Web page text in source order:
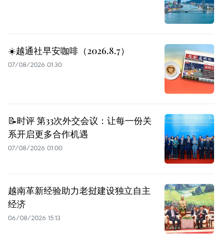
☀️越通社早安咖啡（2026.8.7）
07/08/2026 01:30
📝时评 第33次外交会议：让每一份关
系开启更多合作机遇
07/08/2026 01:00
越南革新经验助力老挝建设独立自主
经济
06/08/2026 15:13